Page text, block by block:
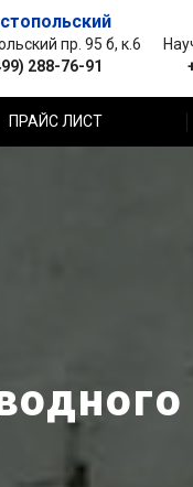
пр. 95 б, к.6
288-76-91
ПРАЙС ЛИСТ